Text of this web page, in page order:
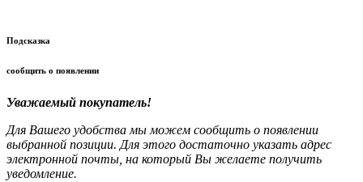
Подсказка
сообщить о появлении
Уважаемый покупатель!
Для Вашего удобства мы можем сообщить о появлении
выбранной позиции. Для этого достаточно указать адрес
электронной почты, на который Вы желаете получить
уведомление.